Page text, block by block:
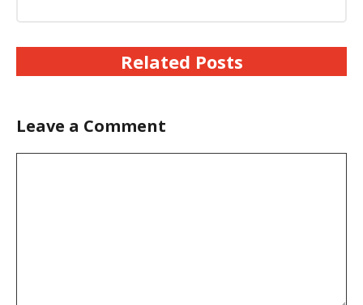
Related Posts
Leave a Comment